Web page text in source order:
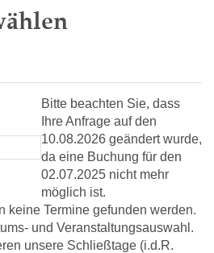
Bitte beachten Sie, dass
Ihre Anfrage auf den
10.08.2026 geändert wurde,
da eine Buchung für den
02.07.2025 nicht mehr
möglich ist.
keine Termine gefunden werden.
und Veranstaltungsauswahl.
unsere Schließtage (i.d.R.